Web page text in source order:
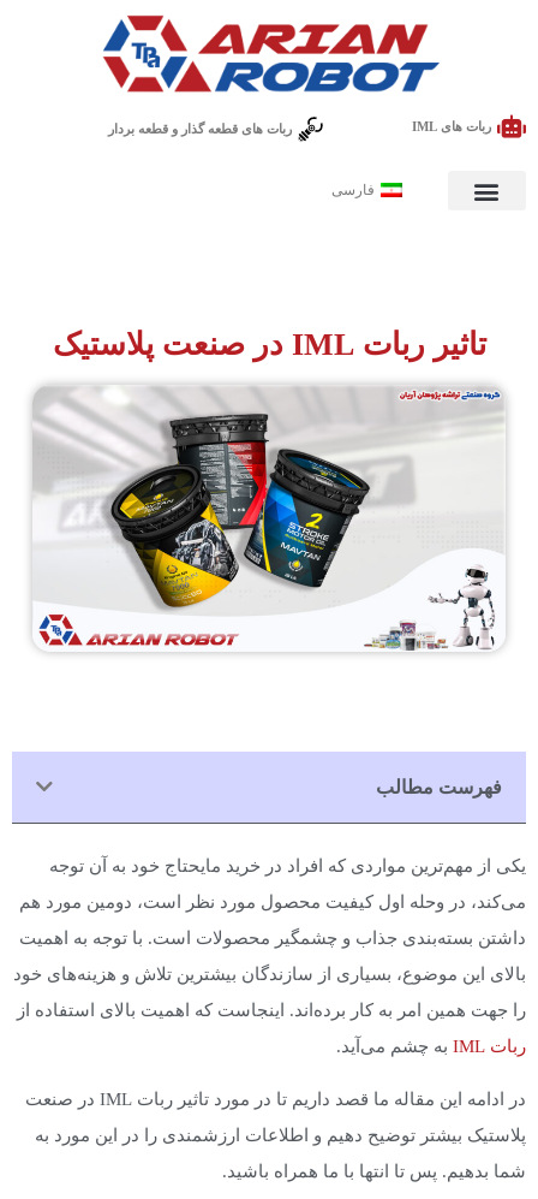
ربات های IML ربات های قطعه گذار و قطعه بردار
فارسی
تاثیر ربات‌ IML در صنعت پلاستیک
فهرست مطالب
یکی از مهم‌ترین مواردی که افراد در خرید مایحتاج خود به آن توجه
می‌کند، در وحله اول کیفیت محصول مورد نظر است، دومین مورد هم
داشتن بسته‌بندی جذاب و چشمگیر محصولات است. با توجه به اهمیت
بالای این موضوع، بسیاری از سازندگان بیشترین تلاش و هزینه‌های خود
را جهت همین امر به کار برده‌اند. اینجاست که اهمیت بالای استفاده از
ربات IML
به چشم می‌آید.
در ادامه این مقاله ما قصد داریم تا در مورد تاثیر ربات IML در صنعت
پلاستیک بیشتر توضیح دهیم و اطلاعات ارزشمندی را در این مورد به
شما بدهیم. پس تا انتها با ما همراه باشید.